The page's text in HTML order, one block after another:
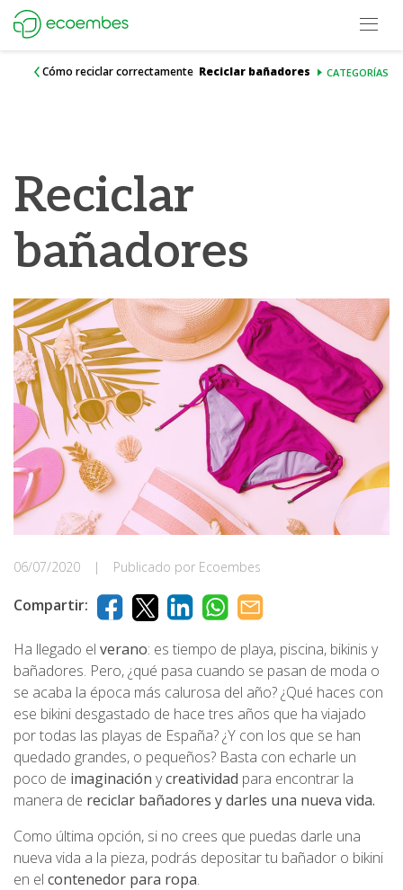
Ecoembes Reduce Reutiliza y Recicla
Open
Cómo reciclar correctamente Reciclar bañadores CATEGORÍAS
Reciclar
bañadores
06/07/2020 | Publicado por Ecoembes
Compartir:
Ha llegado el verano: es tiempo de playa, piscina, bikinis y
bañadores. Pero, ¿qué pasa cuando se pasan de moda o
se acaba la época más calurosa del año? ¿Qué haces con
ese bikini desgastado de hace tres años que ha viajado
por todas las playas de España? ¿Y con los que se han
quedado grandes, o pequeños? Basta con echarle un
poco de imaginación ycreatividad para encontrar la
manera de reciclar bañadores y darles una nueva vida.
Como última opción, si no crees que puedas darle una
nueva vida a la pieza, podrás depositar tu bañador o bikini
en el contenedor para ropa.